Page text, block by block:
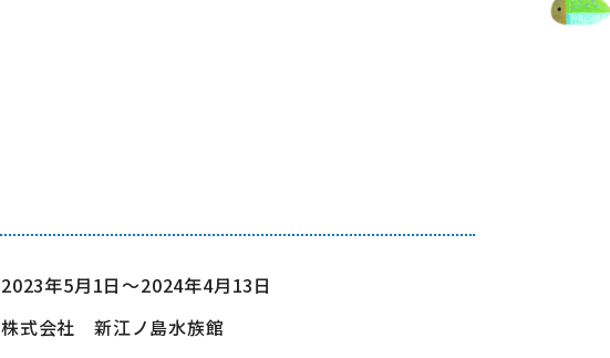
2023年5月1日～2024年4月13日
株式会社 新江ノ島水族館